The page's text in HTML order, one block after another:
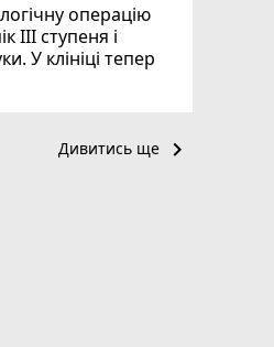
операцію
ступеня і
У клініці тепер
Дивитись ще keyboard_arrow_right